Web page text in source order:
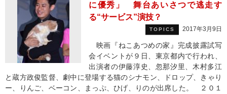
に優秀」 舞台あいさつで逃走す
る“サービス”演技？
TOPICS 2017年3月9日
映画『ねこあつめの家』完成披露試写
会イベントが９日、東京都内で行われ、
出演者の伊藤淳史、忽那汐里、木村多江
と蔵方政俊監督、劇中に登場する猫のシナモン、ドロップ、きゃり
ー、りんご、ベーコン、まっぷ、ひげ、りのが出席した。 ２０１